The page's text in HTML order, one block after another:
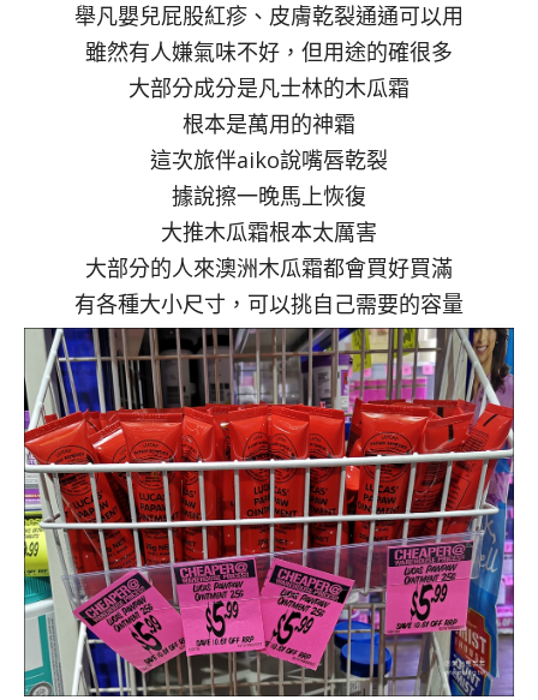
舉凡嬰兒屁股紅疹、皮膚乾裂通通可以用
雖然有人嫌氣味不好，但用途的確很多
大部分成分是凡士林的木瓜霜
根本是萬用的神霜
這次旅伴aiko說嘴唇乾裂
據說擦一晚馬上恢復
大推木瓜霜根本太厲害
大部分的人來澳洲木瓜霜都會買好買滿
有各種大小尺寸，可以挑自己需要的容量